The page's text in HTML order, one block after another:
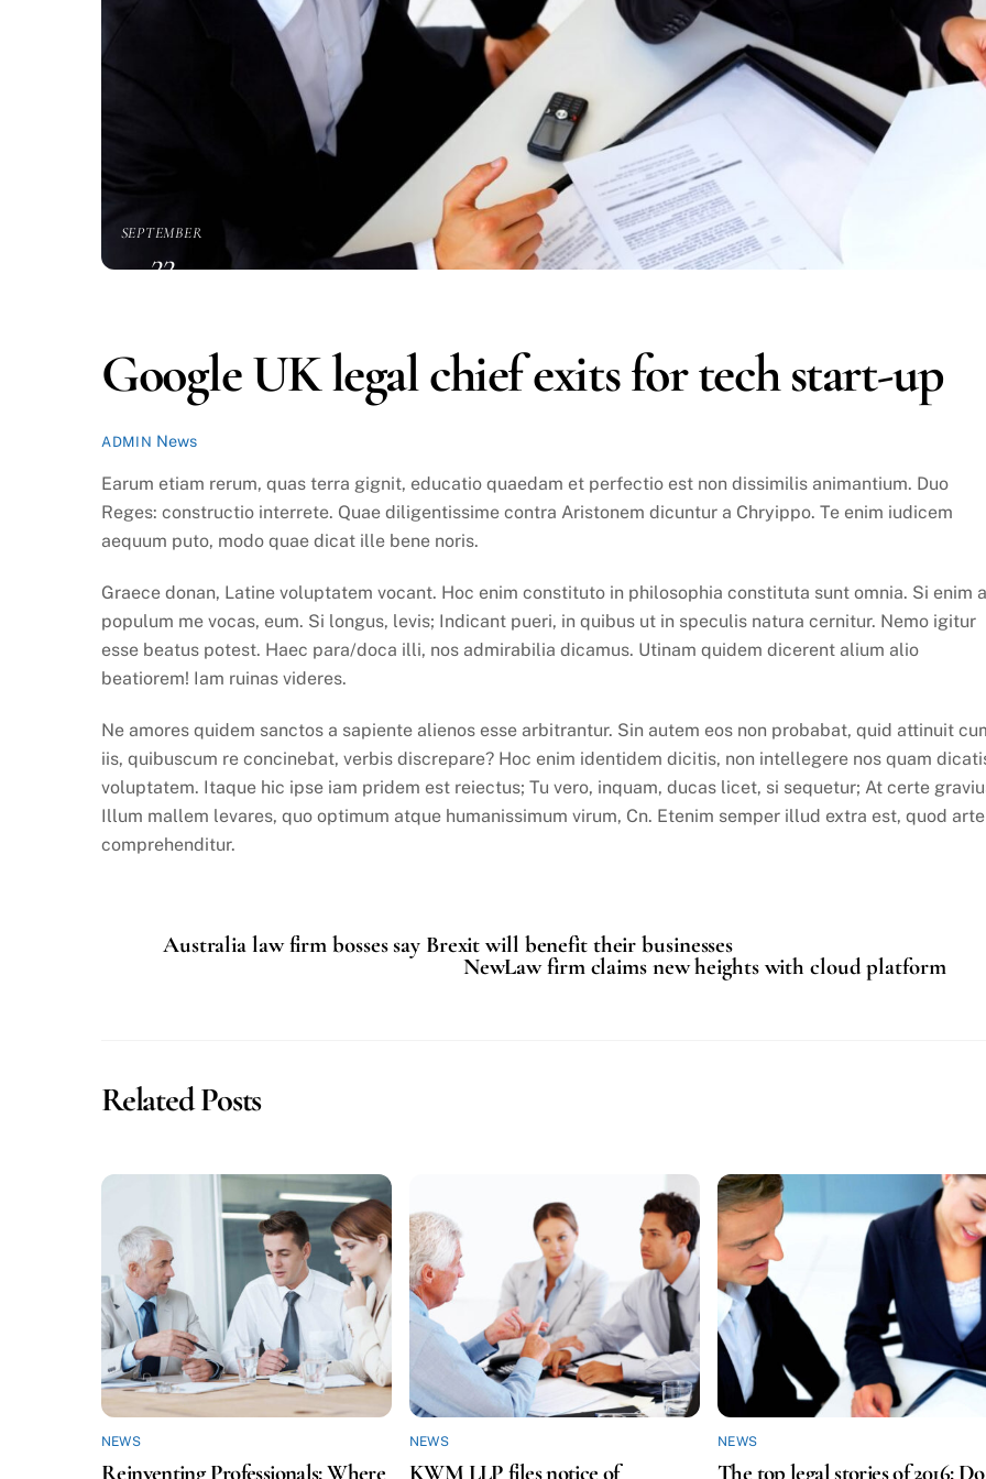
SEPTEMBER
22
Google UK legal chief exits for tech start-up
ADMIN News
Earum etiam rerum, quas terra gignit, educatio quaedam et perfectio est non dissimilis animantium. Duo
Reges: constructio interrete. Quae diligentissime contra Aristonem dicuntur a Chryippo. Te enim iudicem
aequum puto, modo quae dicat ille bene noris.
Graece donan, Latine voluptatem vocant. Hoc enim constituto in philosophia constituta sunt omnia. Si enim
populum me vocas, eum. Si longus, levis; Indicant pueri, in quibus ut in speculis natura cernitur. Nemo igitur
esse beatus potest. Haec para/doca illi, nos admirabilia dicamus. Utinam quidem dicerent alium alio
beatiorem! Iam ruinas videres.
Ne amores quidem sanctos a sapiente alienos esse arbitrantur. Sin autem eos non probabat, quid attinuit
iis, quibuscum re concinebat, verbis discrepare? Hoc enim identidem dicitis, non intellegere nos quam
voluptatem. Itaque hic ipse iam pridem est reiectus; Tu vero, inquam, ducas licet, si sequetur; At certe
Illum mallem levares, quo optimum atque humanissimum virum, Cn. Etenim semper illud extra est, quod arte
comprehenditur.
Australia law firm bosses say Brexit will benefit their businesses
NewLaw firm claims new heights with cloud platform
Related Posts
NEWS
Reinventing Professionals: Where
NEWS
KWM LLP files notice of
NEWS
The top legal stories of 2016: Do